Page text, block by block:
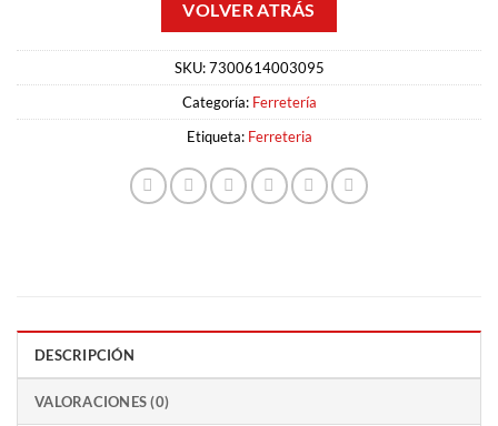
SKU:7300614003095
Categoría: Ferretería
Etiqueta: Ferreteria
DESCRIPCIÓN
VALORACIONES (0)